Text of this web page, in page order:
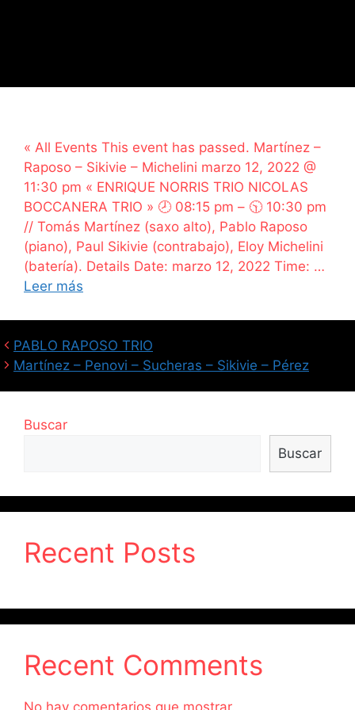
« All Events This event has passed. Martínez –
Raposo – Sikivie – Michelini marzo 12, 2022 @
11:30 pm « ENRIQUE NORRIS TRIO NICOLAS
BOCCANERA TRIO » 🕗 08:15 pm – 🕥 10:30 pm
// Tomás Martínez (saxo alto), Pablo Raposo
(piano), Paul Sikivie (contrabajo), Eloy Michelini
(batería). Details Date: marzo 12, 2022 Time: …
Leer más
PABLO RAPOSO TRIO
Martínez – Penovi – Sucheras – Sikivie – Pérez
Buscar
Buscar
Recent Posts
Recent Comments
No hay comentarios que mostrar.